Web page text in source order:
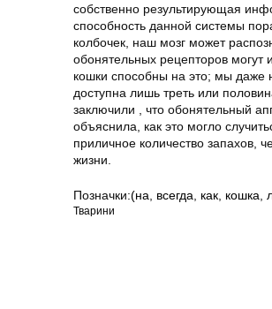
собственно результирующая
способность данной системы
колбочек, наш мозг может
обонятельных рецепторов могут
кошки способны на это; мы даже
доступна лишь треть или
заключили , что обонятельный
объяснила, как это могло
приличное количество запахов,
жизни.
Позначки:(на всегда как кошка
Тварини